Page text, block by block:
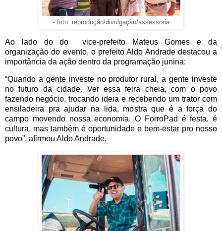
- foto: reprodução/divulgação/assessoria
Ao lado do do vice-prefeito Mateus Gomes e da
organização do evento, o prefeito Aldo Andrade destacou a
importância da ação dentro da programação junina:
“Quando a gente investe no produtor rural, a gente investe
no futuro da cidade. Ver essa feira cheia, com o povo
fazendo negócio, trocando ideia e recebendo um trator com
ensiladeira pra ajudar na lida, mostra que é a força do
campo movendo nossa economia. O ForroPad é festa, é
cultura, mas também é oportunidade e bem-estar pro nosso
povo”, afirmou Aldo Andrade.